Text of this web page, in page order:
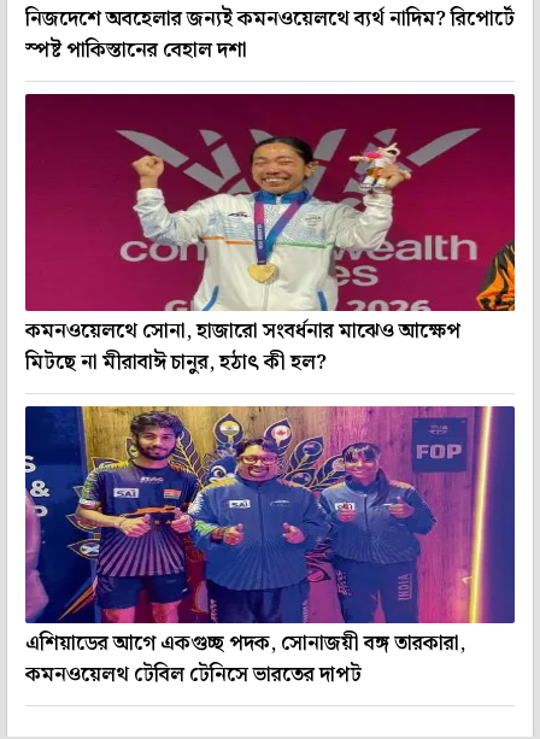
নিজদেশে অবহেলার জন্যই কমনওয়েলথে ব্যর্থ নাদিম? রিপোর্টে
স্পষ্ট পাকিস্তানের বেহাল দশা
কমনওয়েলথে সোনা, হাজারো সংবর্ধনার মাঝেও আক্ষেপ
মিটছে না মীরাবাঈ চানুর, হঠাৎ কী হল?
এশিয়াডের আগে একগুচ্ছ পদক, সোনাজয়ী বঙ্গ তারকারা,
কমনওয়েলথ টেবিল টেনিসে ভারতের দাপট